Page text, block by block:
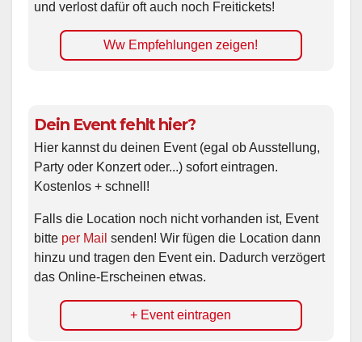
und verlost dafür oft auch noch Freitickets!
Ww Empfehlungen zeigen!
Dein Event fehlt hier?
Hier kannst du deinen Event (egal ob Ausstellung,
Party oder Konzert oder...) sofort eintragen.
Kostenlos + schnell!
Falls die Location noch nicht vorhanden ist, Event
bitte per Mail senden! Wir fügen die Location dann
hinzu und tragen den Event ein. Dadurch verzögert
das Online-Erscheinen etwas.
+ Event eintragen